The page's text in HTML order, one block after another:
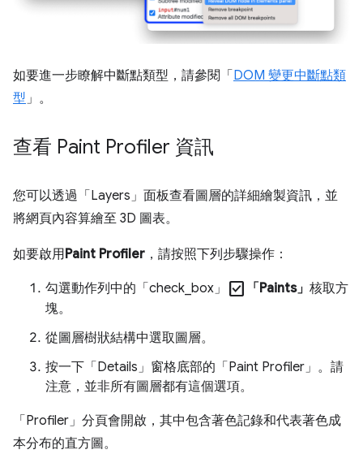
如要進一步瞭解中斷點類型，請參閱「DOM 變更中斷點類
型 」。
查看 Paint Profiler 資訊
您可以透過「Layers」 面板查看圖層的詳細繪製資訊，並
將網頁內容算繪至 3D 圖表。
如要啟用Paint Profiler ，請按照下列步驟操作：
勾選動作列中的「check_box」 check_box 「Paints」 核取方
塊。
從圖層樹狀結構中選取圖層。
按一下「Details」 窗格底部的「Paint Profiler」 。請
注意，並非所有圖層都有這個選項。
「Profiler」 分頁會開啟，其中包含著色記錄和代表著色成
本分布的直方圖。